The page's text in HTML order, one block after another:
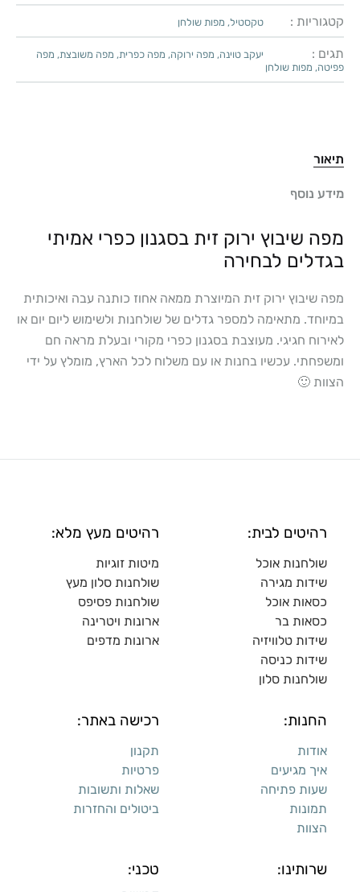
קטגוריות : טקסטיל, מפות שולחן
תגים : יעקב טוינה, מפה ירוקה, מפה כפרית, מפה משובצת, מפה
פפיטה, מפות שולחן
תיאור
מידע נוסף
מפה שיבוץ ירוק זית בסגנון כפרי אמיתי
בגדלים לבחירה
מפה שיבוץ ירוק זית המיוצרת ממאה אחוז כותנה עבה ואיכותית
במיוחד. מתאימה למספר גדלים של שולחנות ולשימוש ליום יום או
לאירוח חגיגי. מעוצבת בסגנון כפרי מקורי ובעלת מראה חם
ומשפחתי. עכשיו בחנות או עם משלוח לכל הארץ, מומלץ על ידי
הצוות 🙂
רהיטים לבית:
שולחנות אוכל
שידות מגירה
כסאות אוכל
כסאות בר
שידות טלוויזיה
שידות כניסה
שולחנות סלון
רהיטים מעץ מלא:
מיטות זוגיות
שולחנות סלון מעץ
שולחנות פסיפס
ארונות ויטרינה
ארונות מדפים
החנות:
אודות
איך מגיעים
שעות פתיחה
תמונות
הצוות
רכישה באתר:
תקנון
פרטיות
שאלות ותשובות
ביטולים והחזרות
שרותינו: טכני: